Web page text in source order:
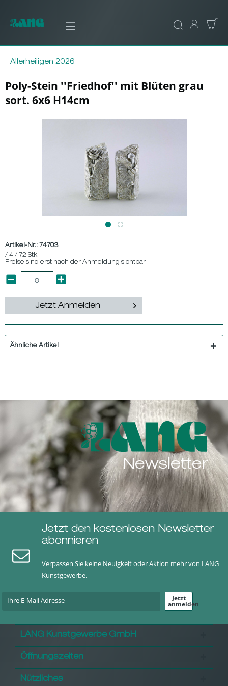
Allerheiligen 2026
Poly-Stein ''Friedhof'' mit Blüten grau
sort. 6x6 H14cm
Artikel-Nr.: 74703
/ 4 / 72 Stk
Preise sind erst nach der Anmeldung sichtbar.
Jetzt Anmelden
Ähnliche Artikel
Newsletter
Jetzt den kostenlosen Newsletter
abonnieren
Verpassen Sie keine Neuigkeit oder Aktion mehr von LANG
Kunstgewerbe.
Jetzt
anmelden
LANG Kunstgewerbe GmbH
Öffnungszeiten
Nützliches